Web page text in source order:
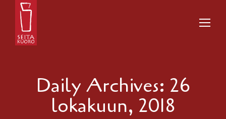
Daily Archives: 26
lokakuun, 2018